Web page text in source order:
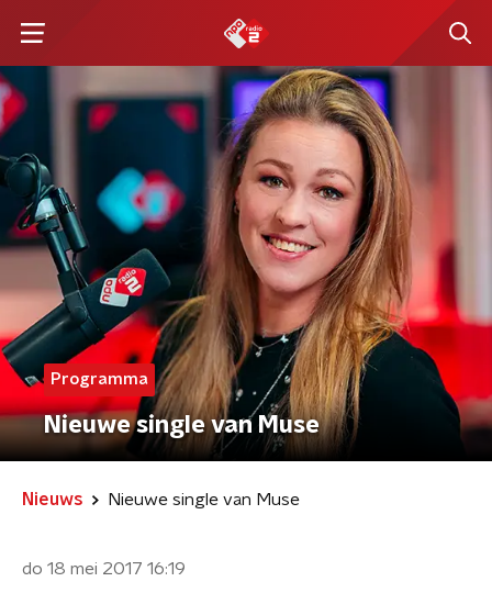
Programma
Nieuwe single van Muse
Nieuws Nieuwe single van Muse
do 18 mei 2017 16:19